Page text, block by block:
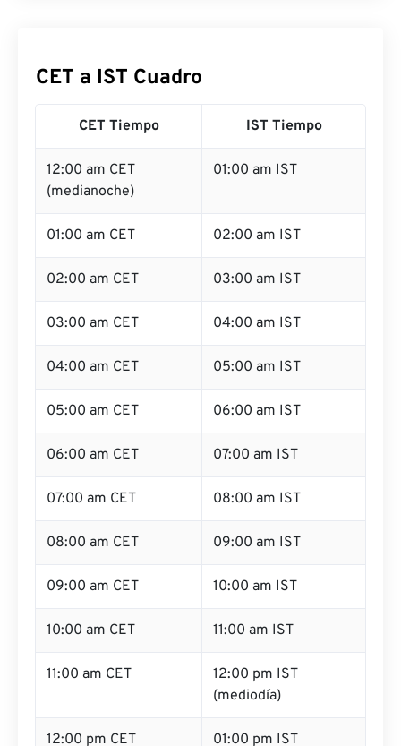
CET a IST Cuadro
CET Tiempo IST Tiempo
12:00 am CET
(medianoche)
01:00 am IST
01:00 am CET 02:00 am IST
02:00 am CET 03:00 am IST
03:00 am CET 04:00 am IST
04:00 am CET 05:00 am IST
05:00 am CET 06:00 am IST
06:00 am CET 07:00 am IST
07:00 am CET 08:00 am IST
08:00 am CET 09:00 am IST
09:00 am CET 10:00 am IST
10:00 am CET 11:00 am IST
11:00 am CET
12:00 pm IST
(mediodía)
12:00 pm CET 01:00 pm IST